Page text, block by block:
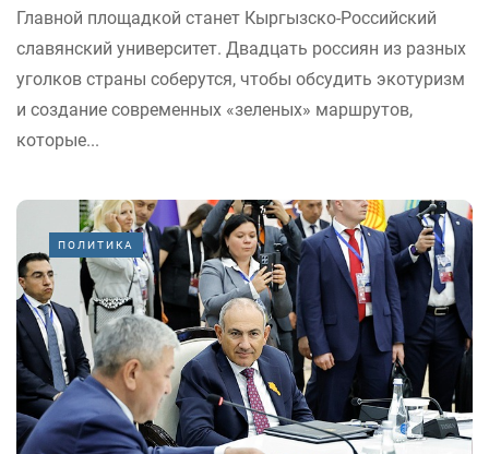
Главной площадкой станет Кыргызско-Российский
славянский университет. Двадцать россиян из разных
уголков страны соберутся, чтобы обсудить экотуризм
и создание современных «зеленых» маршрутов,
которые...
ПОЛИТИКА